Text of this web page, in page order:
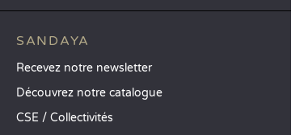
SANDAYA
Recevez notre newsletter
Découvrez notre catalogue
CSE / Collectivités